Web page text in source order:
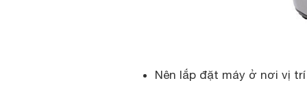
Nên lắp đặt máy ở nơi vị